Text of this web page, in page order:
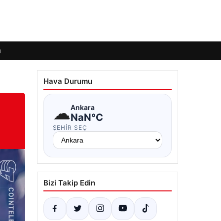
Hava Durumu
☁Ankara
NaN°C
ŞEHIR SEÇ
Bizi Takip Edin